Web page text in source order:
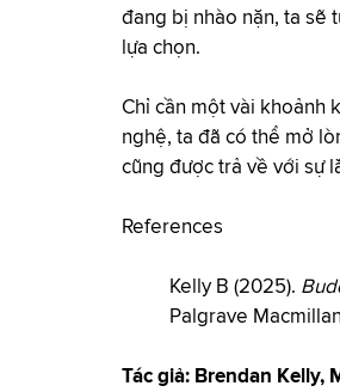
đang bị nhào nặn, ta sẽ
lựa chọn.
Chỉ cần một vài khoảnh
nghệ, ta đã có thể mở
cũng được trả về với sự
References
Kelly B (2025).
Palgrave
Tác giả: Brendan Kelly,